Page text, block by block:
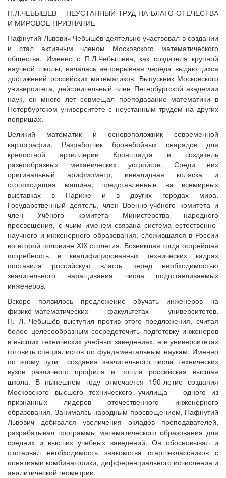
П.Л.ЧЕБЫШЕВ – НЕУСТАННЫЙ ТРУД НА БЛАГО ОТЕЧЕСТВА
И МИРОВОЕ ПРИЗНАНИЕ
Пафнутий Львович Чебышёв деятельно участвовал в создании
и стал активным членом Московского математического
общества. Именно с П.Л.Чебышёва, как создателя крупной
научной школы, началась непрерывная череда выдающихся
достижений российских математиков. Выпускник Московского
университета, действительный член Петербургской академии
наук, он много лет совмещал преподавание математики в
Петербургском университете с неустанным трудом на других
поприщах.
Великий математик и основоположник современной
картографии. Разработчик бронебойных снарядов для
крепостной артиллерии Кронштадта и создатель
разнообразных механических устройств. Среди них
оригинальный арифмометр, инвалидная коляска и
стопоходящая машина, представленные на всемирных
выставках в Париже и в других городах мира.
Государственный деятель, член Военно-учёного комитета и
член Учёного комитета Министерства народного
просвещения, с чьим именем связана система естественно-
научного и инженерного образования, сложившаяся в России
во второй половине XIX столетия. Возникшая тогда острейшая
потребность в квалифицированных технических кадрах
поставила российскую власть перед необходимостью
значительного наращивания числа подготавливаемых
инженеров.
Вскоре появилось предложение обучать инженеров на
физико-математических факультетах университетов.
П. Л. Чебышёв выступил против этого предложения, считая
более целесообразным сосредоточить подготовку инженеров
в высших технических учебных заведениях, а в университетах
готовить специалистов по фундаментальным наукам. Именно
по этому пути создания значительного числа технических
вузов различного профиля и пошла российская высшая
школа. В нынешнем году отмечается 150-летие создания
Московского высшего технического училища – одного из
признанных лидеров отечественного инженерного
образования. Занимаясь народным просвещением, Пафнутий
Львович добивался увеличения окладов преподавателей,
разрабатывал программы математического образования для
средних и высших учебных заведений. Он обосновывал и
отстаивал необходимость знакомства старшеклассников с
понятиями комбинаторики, дифференциального исчисления и
аналитической геометрии.